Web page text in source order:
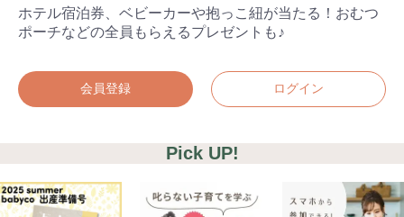
ホテル宿泊券、ベビーカーや抱っこ紐が当たる！おむつ
ポーチなどの全員もらえるプレゼントも♪
会員登録 ログイン
Pick UP!